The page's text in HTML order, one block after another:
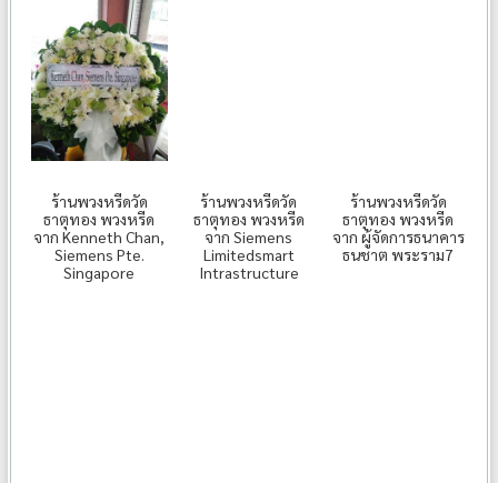
ร้านพวงหรีดวัด
ธาตุทอง พวงหรีด
จาก Kenneth Chan,
Siemens Pte.
Singapore
ร้านพวงหรีดวัด
ธาตุทอง พวงหรีด
จาก Siemens
Limitedsmart
Intrastructure
ร้านพวงหรีดวัด
ธาตุทอง พวงหรีด
จาก ผู้จัดการธนาคาร
ธนชาต พระราม7